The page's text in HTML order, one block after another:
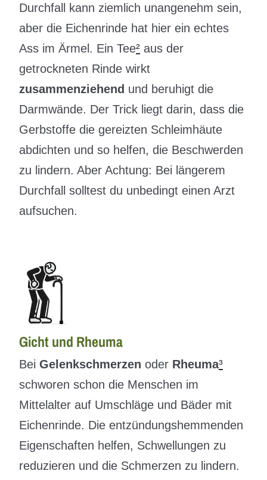
Durchfall kann ziemlich unangenehm sein,
aber die Eichenrinde hat hier ein echtes
Ass im Ärmel. Ein Tee² aus der
getrockneten Rinde wirkt
zusammenziehend und beruhigt die
Darmwände. Der Trick liegt darin, dass die
Gerbstoffe die gereizten Schleimhäute
abdichten und so helfen, die Beschwerden
zu lindern. Aber Achtung: Bei längerem
Durchfall solltest du unbedingt einen Arzt
aufsuchen.
Gicht und Rheuma
Bei Gelenkschmerzen oder Rheuma³
schworen schon die Menschen im
Mittelalter auf Umschläge und Bäder mit
Eichenrinde. Die entzündungshemmenden
Eigenschaften helfen, Schwellungen zu
reduzieren und die Schmerzen zu lindern.